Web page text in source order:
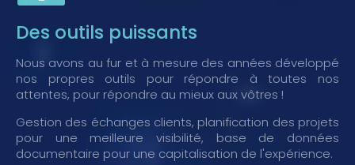
Des outils puissants
Nous avons au fur et à mesure des années développé
nos propres outils pour répondre à toutes nos
attentes, pour répondre au mieux aux vôtres !
Gestion des échanges clients, planification des projets
pour une meilleure visibilité, base de données
documentaire pour une capitalisation de l'expérience.